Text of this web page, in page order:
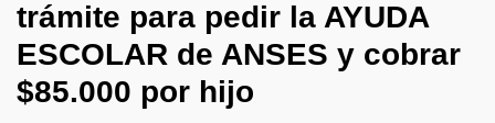
trámite para pedir la AYUDA
ESCOLAR de ANSES y cobrar
$85.000 por hijo